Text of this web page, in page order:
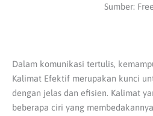
Sumber:
Dalam komunikasi tertulis,
Kalimat Efektif merupakan kunci
dengan jelas dan efisien. Kalimat
beberapa ciri yang